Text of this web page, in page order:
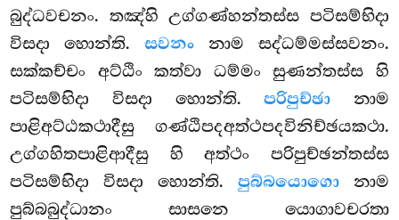
බුද්ධවචනං. තඤ්හි උග්ගණ්හන්තස්ස පටිසම්භිදා
විසදා හොන්ති. සවනං නාම සද්ධම්මස්සවනං.
සක්කච්චං අට්ඨිං කත්වා ධම්මං සුණන්තස්ස හි
පටිසම්භිදා විසදා හොන්ති.පරිපුච්ඡා නාම
පාළිඅට්ඨකථාදීසු ගණ්ඨිපදඅත්ථපදවිනිච්ඡයකථා.
උග්ගහිතපාළිආදීසු හි අත්ථං පරිපුච්ඡන්තස්ස
පටිසම්භිදා විසදා හොන්ති. පුබ්බයොගොනාම
පුබ්බබුද්ධානං සාසනෙ යොගාවචරතා